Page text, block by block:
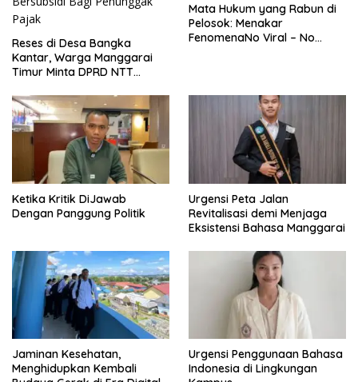
Reses di Desa Bangka
Kantar, Warga Manggarai
Timur Minta DPRD NTT
Pergub Larangan Beli BBM
Bersubsidi Bagi Penunggak
Pajak
Mata Hukum yang Rabun di
Pelosok: Menakar
FenomenaNo Viral – No
Ketika Kritik DiJawab
Dengan Panggung Politik
Urgensi Peta Jalan
Revitalisasi demi Menjaga
Eksistensi Bahasa Manggarai
Jaminan Kesehatan,
Menghidupkan Kembali
Urgensi Penggunaan Bahasa
Indonesia di Lingkungan